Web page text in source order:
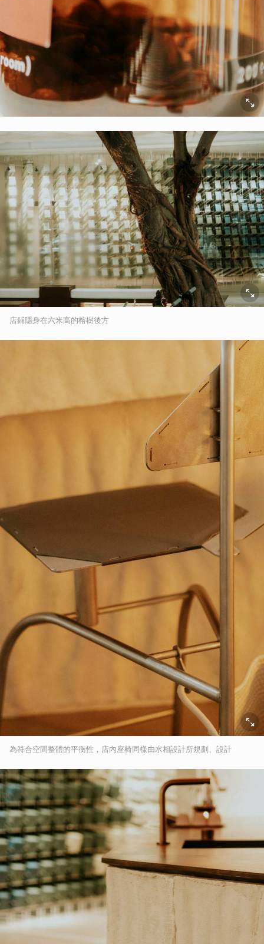
店鋪隱身在六米高的榕樹後方
為符合空間整體的平衡性，店內座椅同樣由水相設計所規劃、設計